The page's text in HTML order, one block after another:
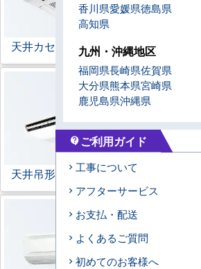
天井カセット形 4方向 ラウ
天井吊形
香川県愛媛県徳島県
高知県
九州・沖縄地区
福岡県長崎県佐賀県
大分県熊本県宮崎県
鹿児島県沖縄県
contact_support ご利用ガイド
工事について
アフターサービス
お支払・配送
よくあるご質問
初めてのお客様へ